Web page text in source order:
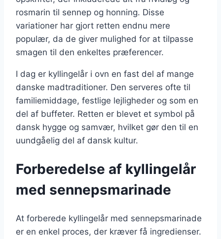
rosmarin til sennep og honning. Disse
variationer har gjort retten endnu mere
populær, da de giver mulighed for at tilpasse
smagen til den enkeltes præferencer.
I dag er kyllingelår i ovn en fast del af mange
danske madtraditioner. Den serveres ofte til
familiemiddage, festlige lejligheder og som en
del af buffeter. Retten er blevet et symbol på
dansk hygge og samvær, hvilket gør den til en
uundgåelig del af dansk kultur.
Forberedelse af kyllingelår
med sennepsmarinade
At forberede kyllingelår med sennepsmarinade
er en enkel proces, der kræver få ingredienser.